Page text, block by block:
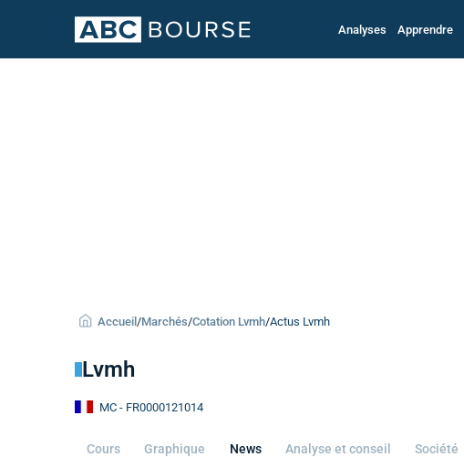
Analyses Apprendre
Accueil /Marchés/Cotation Lvmh/Actus Lvmh
Lvmh
MC - FR0000121014
Cours Graphique News Analyse et conseil Société